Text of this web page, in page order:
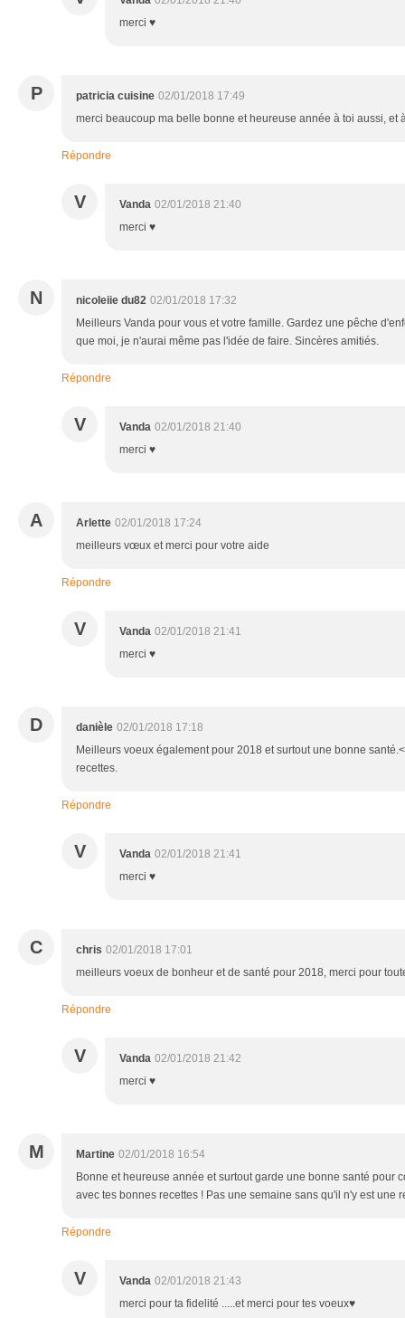
merci ♥
P patricia cuisine 02/01/2018 17:49
merci beaucoup ma belle bonne et heureuse année à toi aussi, et
Répondre
V Vanda 02/01/2018 21:40
merci ♥
N nicoleiie du82 02/01/2018 17:32
Meilleurs Vanda pour vous et votre famille. Gardez une pêche
que moi, je n'aurai même pas l'idée de faire. Sincères amitiés.
Répondre
V Vanda 02/01/2018 21:40
merci ♥
A Arlette 02/01/2018 17:24
meilleurs vœux et merci pour votre aide
Répondre
V Vanda 02/01/2018 21:41
merci ♥
D danièle 02/01/2018 17:18
Meilleurs voeux également pour 2018 et surtout une bonne
recettes.
Répondre
V Vanda 02/01/2018 21:41
merci ♥
C chris 02/01/2018 17:01
meilleurs voeux de bonheur et de santé pour 2018, merci pour
Répondre
V Vanda 02/01/2018 21:42
merci ♥
M Martine 02/01/2018 16:54
Bonne et heureuse année et surtout garde une bonne santé pour
avec tes bonnes recettes ! Pas une semaine sans qu'il n'y est une
Répondre
V Vanda 02/01/2018 21:43
merci pour ta fidelité .....et merci pour tes voeux♥